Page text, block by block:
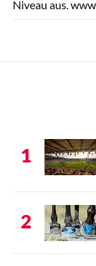
Niveau aus.
1
2